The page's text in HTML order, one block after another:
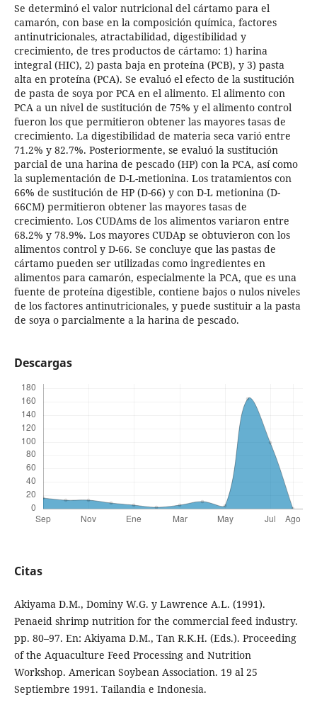
Se determinó el valor nutricional del cártamo para el
camarón, con base en la composición química, factores
antinutricionales, atractabilidad, digestibilidad y
crecimiento, de tres productos de cártamo: 1) harina
integral (HIC), 2) pasta baja en proteína (PCB), y 3) pasta
alta en proteína (PCA). Se evaluó el efecto de la sustitución
de pasta de soya por PCA en el alimento. El alimento con
PCA a un nivel de sustitución de 75% y el alimento control
fueron los que permitieron obtener las mayores tasas de
crecimiento. La digestibilidad de materia seca varió entre
71.2% y 82.7%. Posteriormente, se evaluó la sustitución
parcial de una harina de pescado (HP) con la PCA, así como
la suplementación de D-L-metionina. Los tratamientos con
66% de sustitución de HP (D-66) y con D-L metionina (D-
66CM) permitieron obtener las mayores tasas de
crecimiento. Los CUDAms de los alimentos variaron entre
68.2% y 78.9%. Los mayores CUDAp se obtuvieron con los
alimentos control y D-66. Se concluye que las pastas de
cártamo pueden ser utilizadas como ingredientes en
alimentos para camarón, especialmente la PCA, que es una
fuente de proteína digestible, contiene bajos o nulos niveles
de los factores antinutricionales, y puede sustituir a la pasta
de soya o parcialmente a la harina de pescado.
Descargas
Citas
Akiyama D.M., Dominy W.G. y Lawrence A.L. (1991).
Penaeid shrimp nutrition for the commercial feed industry.
pp. 80–97. En: Akiyama D.M., Tan R.K.H. (Eds.). Proceeding
of the Aquaculture Feed Processing and Nutrition
Workshop. American Soybean Association. 19 al 25
Septiembre 1991. Tailandia e Indonesia.